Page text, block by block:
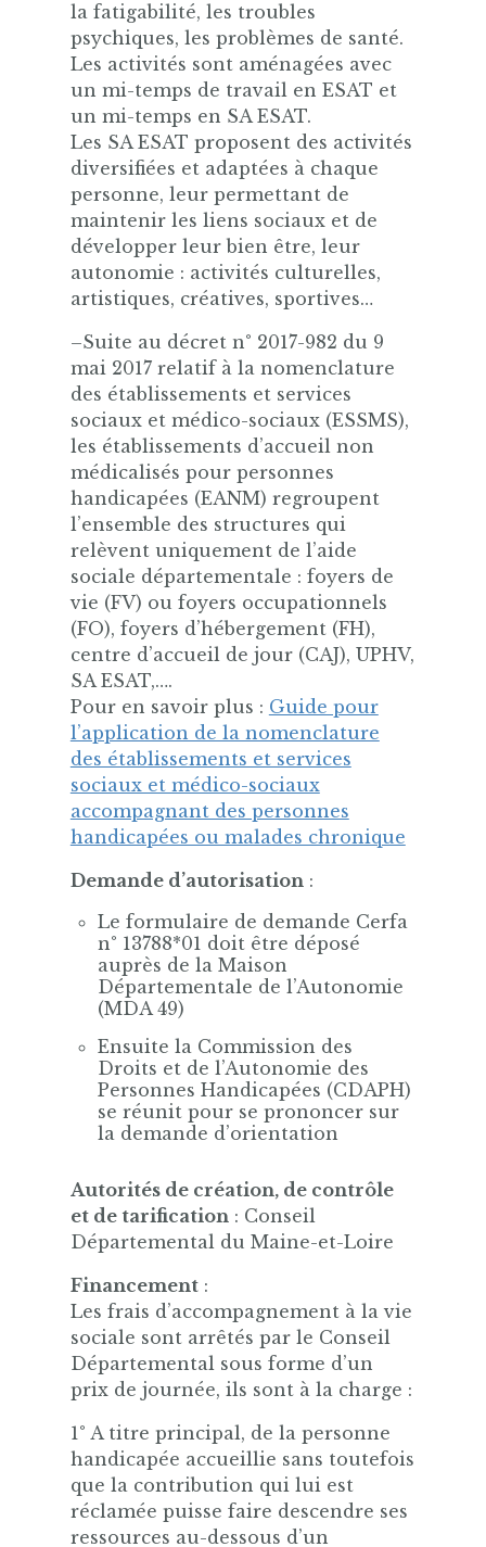
la fatigabilité, les troubles
psychiques, les problèmes de santé.
Les activités sont aménagées avec
un mi-temps de travail en ESAT et
un mi-temps en SA ESAT.
Les SA ESAT proposent des activités
diversifiées et adaptées à chaque
personne, leur permettant de
maintenir les liens sociaux et de
développer leur bien être, leur
autonomie : activités culturelles,
artistiques, créatives, sportives…
–Suite au décret n° 2017-982 du 9
mai 2017 relatif à la nomenclature
des établissements et services
sociaux et médico-sociaux (ESSMS),
les établissements d’accueil non
médicalisés pour personnes
handicapées (EANM) regroupent
l’ensemble des structures qui
relèvent uniquement de l’aide
sociale départementale : foyers de
vie (FV) ou foyers occupationnels
(FO), foyers d’hébergement (FH),
centre d’accueil de jour (CAJ), UPHV,
SA ESAT,….
Pour en savoir plus : Guide pour
l’application de la nomenclature
des établissements et services
sociaux et médico-sociaux
accompagnant des personnes
handicapées ou malades chronique
Demande d’autorisation:
Le formulaire de demande Cerfa
n° 13788*01 doit être déposé
auprès de la Maison
Départementale de l’Autonomie
(MDA 49)
Ensuite la Commission des
Droits et de l’Autonomie des
Personnes Handicapées (CDAPH)
se réunit pour se prononcer sur
la demande d’orientation
Autorités de création, de contrôle
et de tarification: Conseil
Départemental du Maine-et-Loire
Financement:
Les frais d’accompagnement à la vie
sociale sont arrêtés par le Conseil
Départemental sous forme d’un
prix de journée, ils sont à la charge :
1° A titre principal, de la personne
handicapée accueillie sans toutefois
que la contribution qui lui est
réclamée puisse faire descendre ses
ressources au-dessous d’un